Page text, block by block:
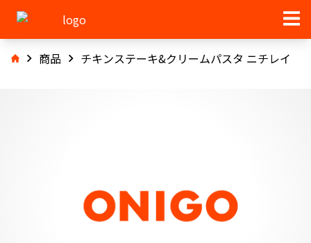
商品 チキンステーキ&クリームパスタ ニチレイ